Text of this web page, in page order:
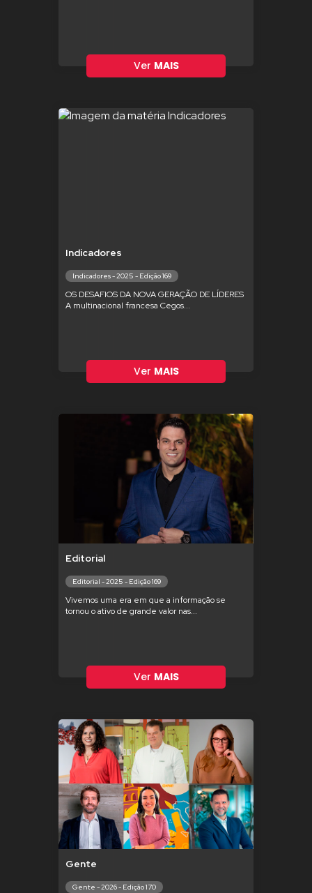
Ver MAIS
Indicadores
Indicadores - 2025 - Edição 169
OS DESAFIOS DA NOVA GERAÇÃO DE LÍDERES
A multinacional francesa Cegos...
Ver MAIS
Editorial
Editorial - 2025 - Edição 169
Vivemos uma era em que a informação se
tornou o ativo de grande valor nas...
Ver MAIS
Gente
Gente - 2026 - Edição 170